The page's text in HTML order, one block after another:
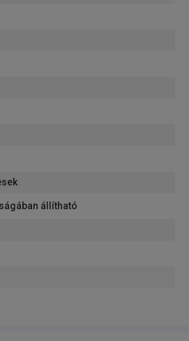
állítható